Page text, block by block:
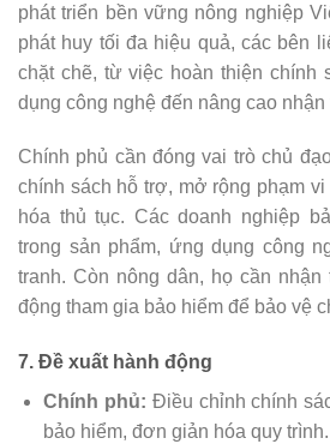
phát triển bền vững nông nghiệp
phát huy tối đa hiệu quả, các bên
chặt chẽ, từ việc hoàn thiện chính
dụng công nghệ đến nâng cao
Chính phủ cần đóng vai trò chủ
chính sách hỗ trợ, mở rộng phạm
hóa thủ tục. Các doanh nghiệp
trong sản phẩm, ứng dụng công
tranh. Còn nông dân, họ cần
động tham gia bảo hiểm để bảo vệ
7. Đề xuất hành động
Chính phủ: Điều chỉnh chính
bảo hiểm, đơn giản hóa quy trình.